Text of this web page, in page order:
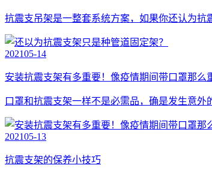
抗震支吊架是一整套系统方案，如果你还认为
202105-14
安装抗震支架有多重要！像疫情期间带口罩那么
口罩和抗震支架一样不是必需品，确是发生意
202105-13
抗震支架的保养小技巧